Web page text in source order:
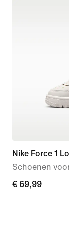
Nike Force 1
Schoenen
€ 69,99
€ 69,99